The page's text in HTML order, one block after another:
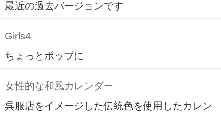
最近の過去バージョンです
Girls4
ちょっとポップに
女性的な和風カレンダー
呉服店をイメージした伝統色を使用したカレン